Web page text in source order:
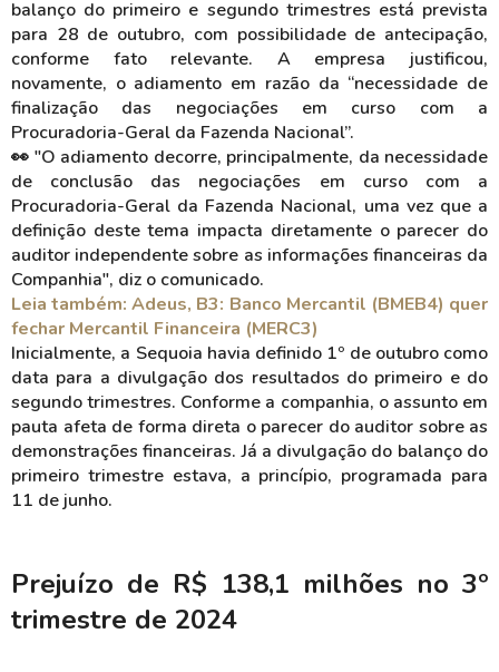
balanço do primeiro e segundo trimestres está prevista
para 28 de outubro, com possibilidade de antecipação,
conforme fato relevante. A empresa justificou,
novamente, o adiamento em razão da “necessidade de
finalização das negociações em curso com a
Procuradoria-Geral da Fazenda Nacional”.
👀 "O adiamento decorre, principalmente, da necessidade
de conclusão das negociações em curso com a
Procuradoria-Geral da Fazenda Nacional, uma vez que a
definição deste tema impacta diretamente o parecer do
auditor independente sobre as informações financeiras da
Companhia", diz o comunicado.
Leia também: Adeus, B3: Banco Mercantil (BMEB4) quer
fechar Mercantil Financeira (MERC3)
Inicialmente, a Sequoia havia definido 1º de outubro como
data para a divulgação dos resultados do primeiro e do
segundo trimestres. Conforme a companhia, o assunto em
pauta afeta de forma direta o parecer do auditor sobre as
demonstrações financeiras. Já a divulgação do balanço do
primeiro trimestre estava, a princípio, programada para
11 de junho.
Prejuízo de R$ 138,1 milhões no 3º
trimestre de 2024